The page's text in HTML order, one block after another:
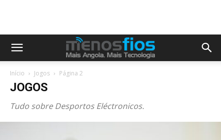
Início Jogos Página 2
JOGOS
Tudo sobre Desportos Eléctronicos.